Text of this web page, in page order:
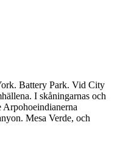
Battery Park. Vid City
I skåningarnas och
Arpohoeindianerna
Mesa Verde, och